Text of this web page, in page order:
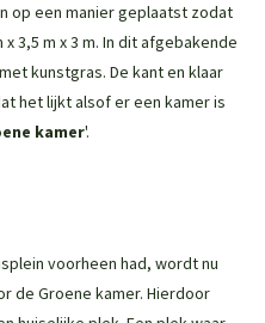
op een manier geplaatst zodat
3,5 m x 3 m. In dit afgebakende
kunstgras. De kant en klaar
het lijkt alsof er een kamer is
kamer'.
voorheen had, wordt nu
de Groene kamer. Hierdoor